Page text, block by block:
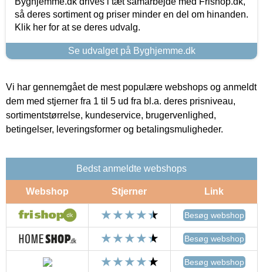
så deres sortiment og priser minder en del om hinanden.
Klik her for at se deres udvalg.
Se udvalget på Byghjemme.dk
Vi har gennemgået de mest populære webshops og anmeldt
dem med stjerner fra 1 til 5 ud fra bl.a. deres prisniveau,
sortimentstørrelse, kundeservice, brugervenlighed,
betingelser, leveringsformer og betalingsmuligheder.
Bedst anmeldte webshops
Webshop Stjerner Link
Besøg webshop
Besøg webshop
Besøg webshop